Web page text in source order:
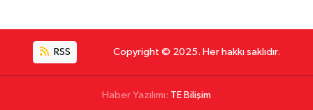
RSS Copyright © 2025. Her hakkı saklıdır.
Haber Yazılımı: TE Bilişim